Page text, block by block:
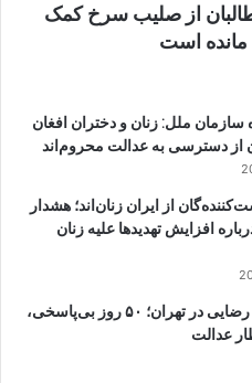
طالبان از صلیب سرخ کمک
مانده است
ملل: زنان و دختران افغان
از دسترسی به عدالت محروم‌اند
از ایران زنان‌اند؛ هشدار
افزایش تهدیدها علیه زنان
قتل فجیع کبرا رضایی در تهران؛ ۵۰ روز بی‌پاسخی،
عدالت